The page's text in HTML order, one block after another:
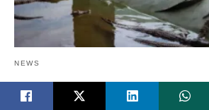
NEWS
Crocodile Farming: दुनिया के कुछ